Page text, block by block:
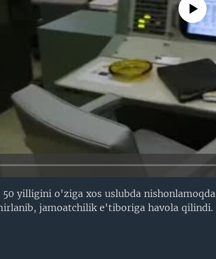
No media source
50 yilligini o'ziga xos uslubda
jamoatchilik e'tiboriga havola qilindi.